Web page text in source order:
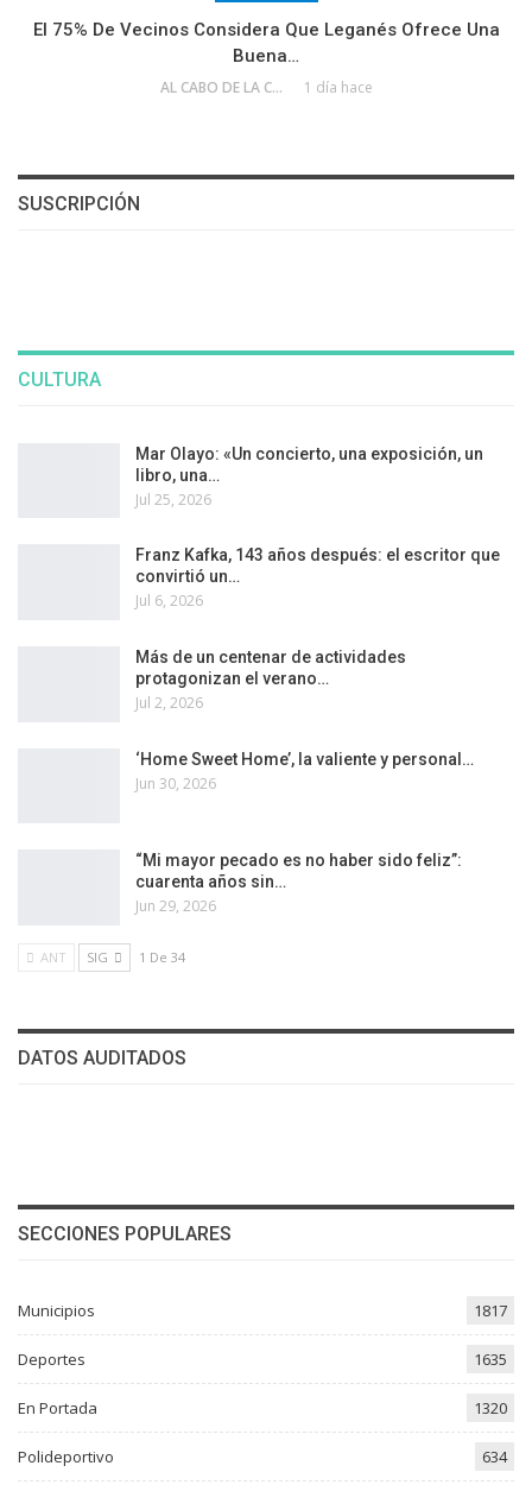
El 75% De Vecinos Considera Que Leganés Ofrece Una
Buena…
AL CABO DE LA CALLE 1 día hace
SUSCRIPCIÓN
CULTURA
Mar Olayo: «Un concierto, una exposición, un
libro, una…
Jul 25, 2026
Franz Kafka, 143 años después: el escritor que
convirtió un…
Jul 6, 2026
Más de un centenar de actividades
protagonizan el verano…
Jul 2, 2026
‘Home Sweet Home’, la valiente y personal…
Jun 30, 2026
“Mi mayor pecado es no haber sido feliz”:
cuarenta años sin…
Jun 29, 2026
ANT SIG 1 De 34
DATOS AUDITADOS
SECCIONES POPULARES
Municipios 1817
Deportes 1635
En Portada 1320
Polideportivo 634